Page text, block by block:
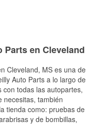
Parts en Cleveland
Cleveland, MS es una de
Auto Parts a lo largo de
con todas las autopartes,
necesitas, también
tienda como: pruebas de
y de bombillas,